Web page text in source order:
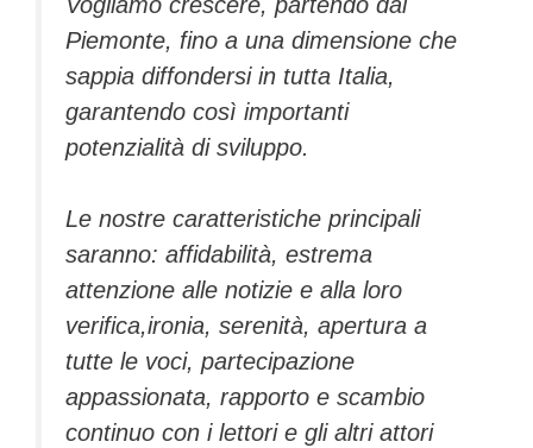
Piemonte, fino a una dimensione che
sappia diffondersi in tutta Italia,
garantendo così importanti
potenzialità di sviluppo.
Le nostre caratteristiche principali
saranno: affidabilità, estrema
attenzione alle notizie e alla loro
verifica,ironia, serenità, apertura a
tutte le voci, partecipazione
appassionata, rapporto e scambio
continuo con i lettori e gli altri attori